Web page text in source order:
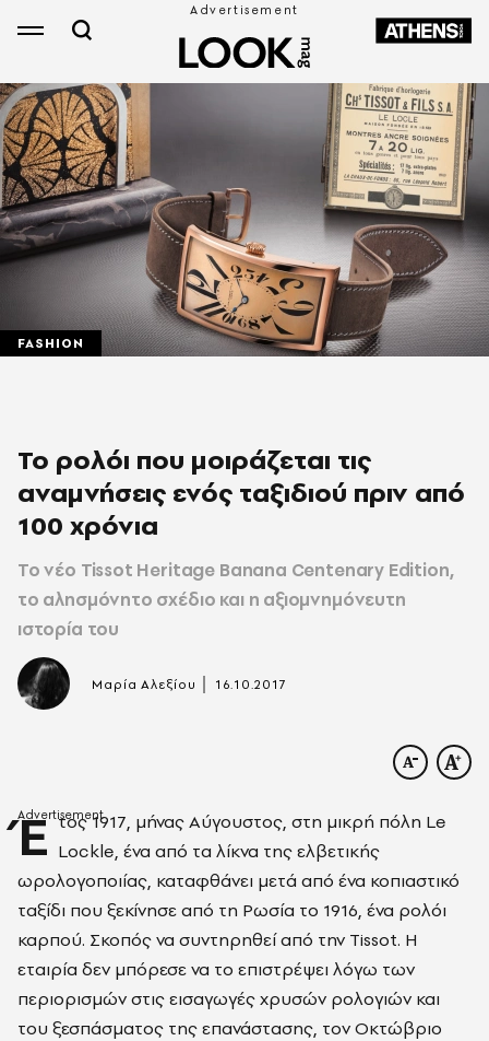
FASHION
Το ρολόι που μοιράζεται τις
αναμνήσεις ενός ταξιδιού πριν από
100 χρόνια
Το νέο Tissot Heritage Banana Centenary Edition,
το αλησμόνητο σχέδιο και η αξιομνημόνευτη
ιστορία του
Μαρία Αλεξίου 16.10.2017
Έ τος 1917, μήνας Αύγουστος, στη μικρή πόλη Le
Lockle, ένα από τα λίκνα της ελβετικής
ωρολογοποιίας, καταφθάνει μετά από ένα κοπιαστικό
ταξίδι που ξεκίνησε από τη Ρωσία το 1916, ένα ρολόι
καρπού. Σκοπός να συντηρηθεί από την Tissot. Η
εταιρία δεν μπόρεσε να το επιστρέψει λόγω των
περιορισμών στις εισαγωγές χρυσών ρολογιών και
του ξεσπάσματος της επανάστασης, τον Οκτώβριο